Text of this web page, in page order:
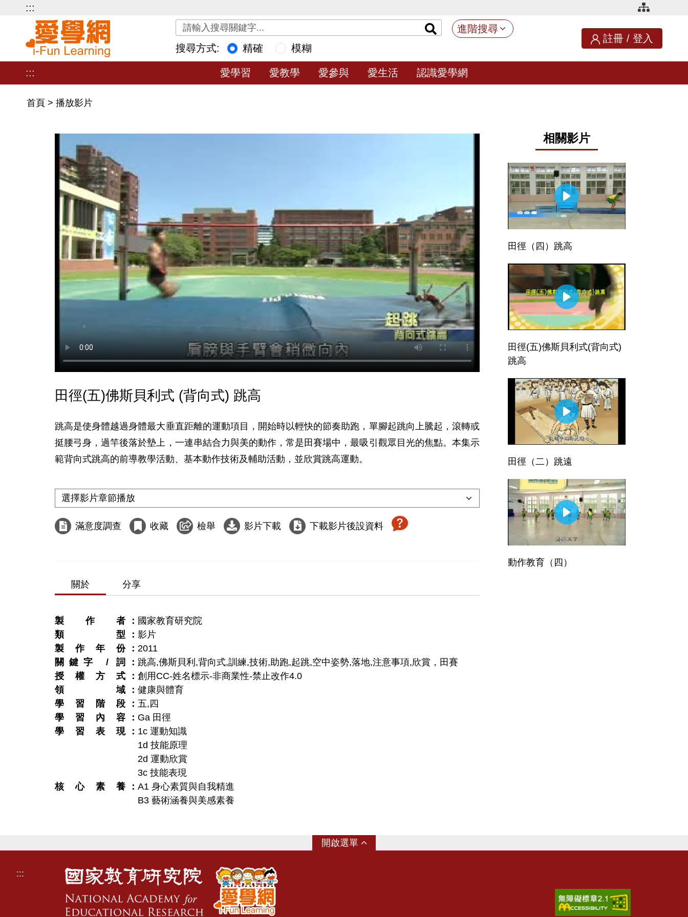
:::
關鍵字搜尋
進階搜尋
搜尋方式:
精確 模糊
註冊 / 登入
::: 愛學習 愛教學 愛參與 愛生活 認識愛學網
首頁 > 播放影片
田徑(五)佛斯貝利式 (背向式) 跳高
跳高是使身體越過身體最大垂直距離的運動項目，開始時以輕快的節奏助跑，單腳起跳向上騰起，滾轉或
挺腰弓身，過竿後落於墊上，一連串結合力與美的動作，常是田賽場中，最吸引觀眾目光的焦點。本集示
範背向式跳高的前導教學活動、基本動作技術及輔助活動，並欣賞跳高運動。
滿意度調查 收藏 檢舉 影片下載 下載影片後設資料
關於 分享
製作者
國家教育研究院
類型
影片
製作年份
2011
關鍵字 / 詞
跳高,佛斯貝利,背向式,訓練,技術,助跑,起跳,空中姿勢,落地,注意事項,欣賞，田賽
授權方式
創用CC-姓名標示-非商業性-禁止改作4.0
領域
健康與體育
學習階段
五, 四
學習內容
Ga 田徑
學習表現
1c 運動知識
1d 技能原理
2d 運動欣賞
3c 技能表現
核心素養
A1 身心素質與自我精進
B3 藝術涵養與美感素養
相關影片
田徑（四）跳高
田徑(五)佛斯貝利式(背向式)
跳高
田徑（二）跳遠
動作教育（四）
選單
:::